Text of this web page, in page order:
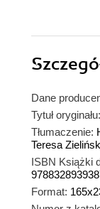
Dane
Tytuł oryginału:
Tłumaczenie:
Teresa
ISBN Książki
Format: